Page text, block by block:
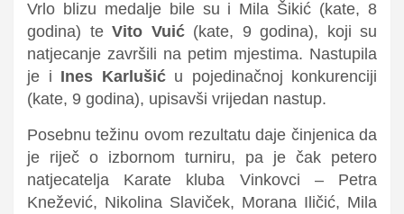
Vrlo blizu medalje bile su i Mila Šikić (kate, 8
godina) te Vito Vuić(kate, 9 godina), koji su
natjecanje završili na petim mjestima. Nastupila
je i Ines Karlušiću pojedinačnoj konkurenciji
(kate, 9 godina), upisavši vrijedan nastup.
Posebnu težinu ovom rezultatu daje činjenica da
je riječ o izbornom turniru, pa je čak petero
natjecatelja Karate kluba Vinkovci – Petra
Knežević, Nikolina Slaviček, Morana Iličić, Mila